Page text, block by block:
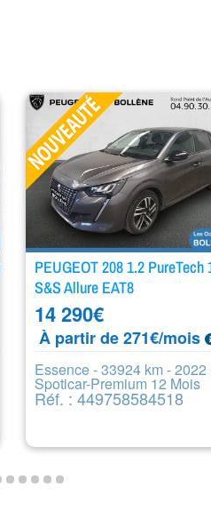
PEUGEOT 208 1.2 PureTech
S&S Allure EAT8
14 290€
À partir de 271€/mois
Essence - 33924 km - 2022
Spoticar-Premium 12 Mois
Réf. : 449758584518